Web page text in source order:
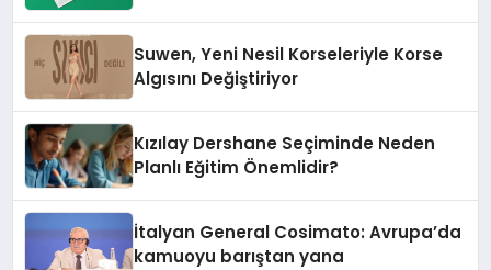
Suwen, Yeni Nesil Korseleriyle Korse
Algısını Değiştiriyor
Kızılay Dershane Seçiminde Neden
Planlı Eğitim Önemlidir?
İtalyan General Cosimato: Avrupa’da
kamuoyu barıştan yana